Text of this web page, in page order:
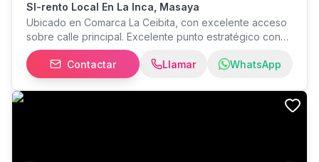
Sl-rento Local En La Inca, Masaya
Ubicado en Comarca La Ceibita, con excelente acceso
sobre calle principal. Excelente punto estratégico con
fácil acceso a Masaya, Granada y Managua. Total de
5000 mts2. Baños y vestidores Sillas y mesas de
concreto bajo un ambiente de naturaleza Juegos para
niños Piscina para niños y adultos Amplio patio con
Contactar Llamar WhatsApp